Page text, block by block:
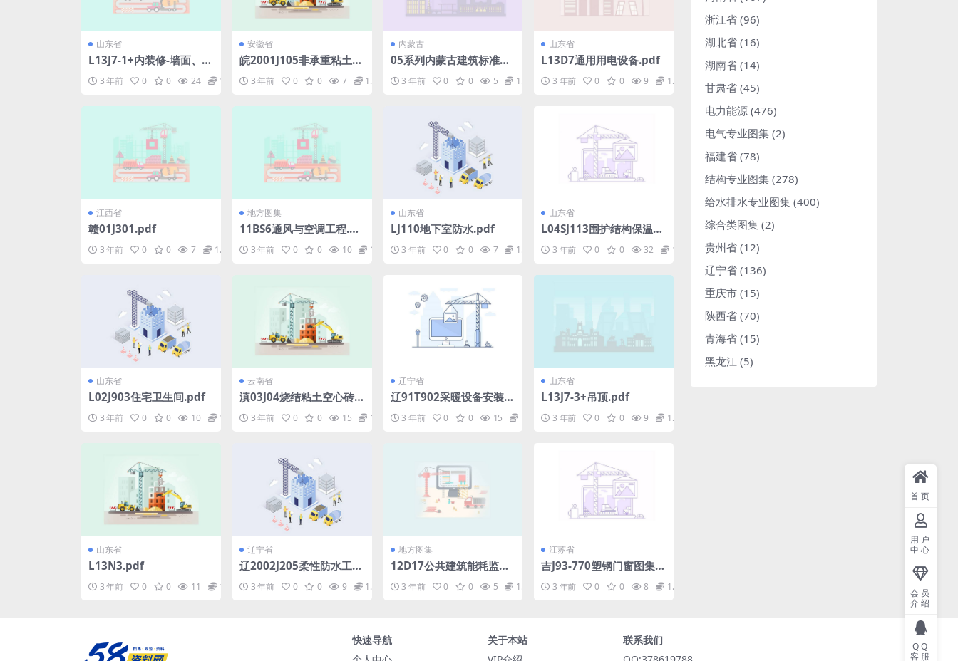
山东省
L13J7-1+内装修-墙面、楼
3 年前 0 0 24 1.98
安徽省
皖2001J105非承重粘土陶
粒混凝土小型空心砌块砌
体构造.pdf
3 年前 0 0 7 1.98
内蒙古
05系列内蒙古建筑标准设
计图集05J1工程做法p.pd
f 3 年前 0 0 5 1.98
山东省
L13D7通用用电设备.pdf
3 年前 0 0 9 1.98
江西省
赣01J301.pdf
3 年前 0 0 7 1.98
地方图集
11BS6通风与空调工程.pd
3 年前 0 0 10 1.98
山东省
LJ110地下室防水.pdf
3 年前 0 0 7 1.98
山东省
L04SJ113围护结构保温构
3 年前 0 0 32 1.98
山东省
L02J903住宅卫生间.pdf
3 年前 0 0 10 1.98
云南省
滇03J04烧结粘土空心砖
填充墙构造图集.pdf
3 年前 0 0 15 1.98
辽宁省
辽91T902采暖设备安装
3 年前 0 0 15 1.98
山东省
L13J7-3+吊顶.pdf
3 年前 0 0 9 1.98
山东省
L13N3.pdf
3 年前 0 0 11 1.98
辽宁省
辽2002J205柔性防水工程
3 年前 0 0 9 1.98
地方图集
12D17公共建筑能耗监测
3 年前 0 0 5 1.98
江苏省
吉J93-770塑钢门窗图集.p
3 年前 0 0 8 1.98
浙江省 (96)
湖北省 (16)
湖南省 (14)
甘肃省 (45)
电力能源 (476)
电气专业图集 (2)
福建省 (78)
结构专业图集 (278)
给水排水专业图集 (400)
综合类图集 (2)
贵州省 (12)
辽宁省 (136)
重庆市 (15)
陕西省 (70)
青海省 (15)
黑龙江 (5)
快速导航
关于本站
联系我们
首页
用户
中心
会员
介绍
QQ
客服